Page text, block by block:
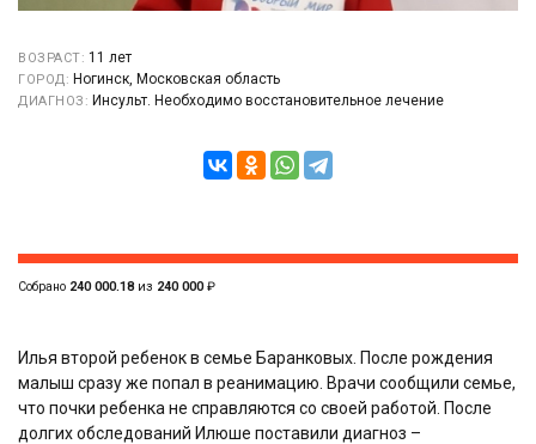
ВОЗРАСТ: 11 лет
ГОРОД: Ногинск, Московская область
ДИАГНОЗ: Инсульт. Необходимо восстановительное лечение
Собрано 240 000.18из 240 000₽
Илья второй ребенок в семье Баранковых. После рождения
малыш сразу же попал в реанимацию. Врачи сообщили семье,
что почки ребенка не справляются со своей работой. После
долгих обследований Илюше поставили диагноз –